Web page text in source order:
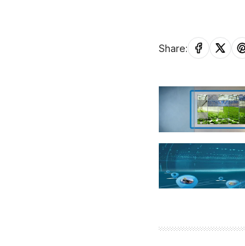
Share: